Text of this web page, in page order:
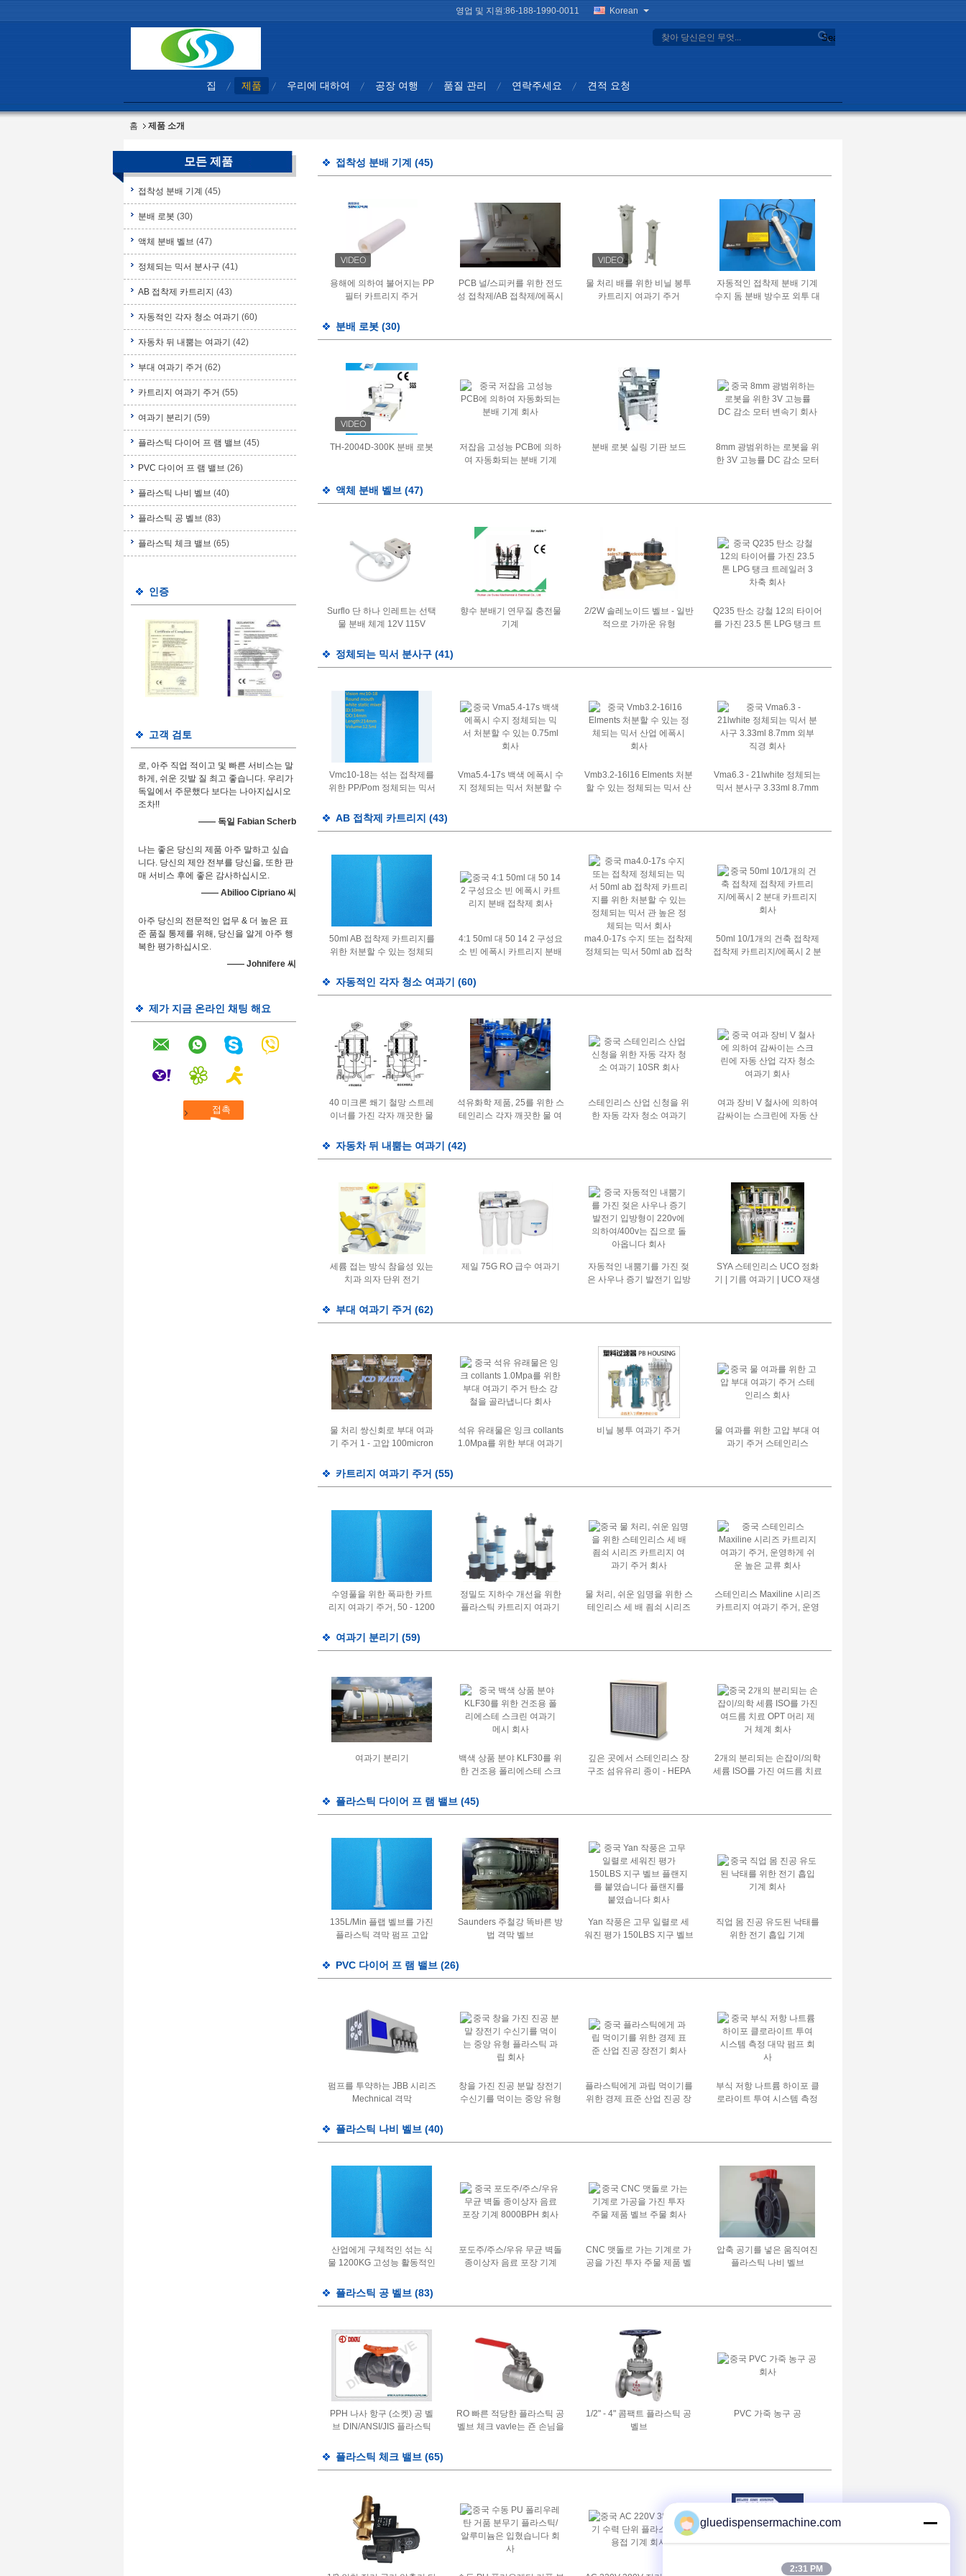
영업 및 지원:86-188-1990-0011 Korean
Search
집 제품 우리에 대하여 공장 여행 품질 관리 연락주세요 견적 요청
홈 제품 소개
모든 제품
접착성 분배 기계 (45)
분배 로봇 (30)
액체 분배 벨브 (47)
정체되는 믹서 분사구 (41)
AB 접착제 카트리지 (43)
자동적인 각자 청소 여과기 (60)
자동차 뒤 내뿜는 여과기 (42)
부대 여과기 주거 (62)
카트리지 여과기 주거 (55)
여과기 분리기 (59)
플라스틱 다이어 프 램 밸브 (45)
PVC 다이어 프 램 밸브 (26)
플라스틱 나비 벨브 (40)
플라스틱 공 벨브 (83)
플라스틱 체크 밸브 (65)
인증
고객 검토
로, 아주 직업 적이고 및 빠른 서비스는 말
하게, 쉬운 깃발 질 최고 좋습니다. 우리가
독일에서 주문했다 보다는 나아지십시오
조차!!
—— 독일 Fabian Scherb
나는 좋은 당신의 제품 아주 말하고 싶습
니다. 당신의 제안 전부를 당신을, 또한 판
매 서비스 후에 좋은 감사하십시오.
—— Abilioo Cipriano 씨
아주 당신의 전문적인 업무 & 더 높은 표
준 품질 통제를 위해, 당신을 알게 아주 행
복한 평가하십시오.
—— Johnifere 씨
제가 지금 온라인 채팅 해요
접착성 분배 기계 (45)
용해에 의하여 불어지는 PP
필터 카트리지 주거
PCB 널/스피커를 위한 전도
성 접착제/AB 접착제/에폭시
물 처리 배를 위한 비닐 봉투
카트리지 여과기 주거
자동적인 접착제 분배 기계
수지 돔 분배 방수포 외투 대
분배 로봇 (30)
TH-2004D-300K 분배 로봇
저잡음 고성능 PCB에 의하
여 자동화되는 분배 기계
분배 로봇 실링 기판 보드
8mm 광범위하는 로봇을 위
한 3V 고능률 DC 감소 모터
액체 분배 벨브 (47)
Surflo 단 하나 인레트는 선택
물 분배 체계 12V 115V
향수 분배기 연무질 충전물
기계
2/2W 솔레노이드 벨브 - 일반
적으로 가까운 유형
Q235 탄소 강철 12의 타이어
를 가진 23.5 톤 LPG 탱크 트
정체되는 믹서 분사구 (41)
Vmc10-18는 섞는 접착제를
위한 PP/Pom 정체되는 믹서
Vma5.4-17s 백색 에폭시 수
지 정체되는 믹서 처분할 수
Vmb3.2-16l16 Elments 처분
할 수 있는 정체되는 믹서 산
Vma6.3 - 21lwhite 정체되는
믹서 분사구 3.33ml 8.7mm
AB 접착제 카트리지 (43)
50ml AB 접착제 카트리지를
위한 처분할 수 있는 정체되
17s 믹서
4:1 50ml 대 50 14 2 구성요
소 빈 에폭시 카트리지 분배
ma4.0-17s 수지 또는 접착제
정체되는 믹서 50ml ab 접착
50ml 10/1개의 건축 접착제
접착제 카트리지/에폭시 2 분
자동적인 각자 청소 여과기 (60)
40 미크론 쐐기 철망 스트레
이너를 가진 각자 깨끗한 물
석유화학 제품, 25를 위한 스
테인리스 각자 깨끗한 물 여
스테인리스 산업 신청을 위
한 자동 각자 청소 여과기
여과 장비 V 철사에 의하여
감싸이는 스크린에 자동 산
자동차 뒤 내뿜는 여과기 (42)
세륨 접는 방식 참을성 있는
치과 의자 단위 전기
제일 75G RO 급수 여과기
자동적인 내뿜기를 가진 젖
은 사우나 증기 발전기 입방
SYA 스테인리스 UCO 정화
기 | 기름 여과기 | UCO 재생
부대 여과기 주거 (62)
물 처리 쌍신회로 부대 여과
기 주거 1 - 고압 100micron
석유 유래물은 잉크 collants
1.0Mpa를 위한 부대 여과기
비닐 봉투 여과기 주거
물 여과를 위한 고압 부대 여
과기 주거 스테인리스
카트리지 여과기 주거 (55)
수영풀을 위한 폭파한 카트
리지 여과기 주거, 50 - 1200
오
정밀도 지하수 개선을 위한
플라스틱 카트리지 여과기
물 처리, 쉬운 임명을 위한 스
테인리스 세 배 죔쇠 시리즈
스테인리스 Maxiline 시리즈
카트리지 여과기 주거, 운영
여과기 분리기 (59)
여과기 분리기
백색 상품 분야 KLF30를 위
한 건조용 폴리에스테 스크
깊은 곳에서 스테인리스 장
구조 섬유유리 종이 - HEPA
2개의 분리되는 손잡이/의학
세륨 ISO를 가진 여드름 치료
플라스틱 다이어 프 램 밸브 (45)
135L/Min 플랩 벨브를 가진
플라스틱 격막 펌프 고압
Saunders 주철강 똑바른 방
법 격막 벨브
Yan 작풍은 고무 일렬로 세
워진 평가 150LBS 지구 벨브
직업 몸 진공 유도된 낙태를
위한 전기 흡입 기계
PVC 다이어 프 램 밸브 (26)
펌프를 투약하는 JBB 시리즈
Mechnical 격막
창을 가진 진공 분말 장전기
수신기를 먹이는 중앙 유형
플라스틱에게 과립 먹이기를
위한 경제 표준 산업 진공 장
부식 저항 나트륨 하이포 클
로라이트 투여 시스템 측정
플라스틱 나비 벨브 (40)
산업에게 구체적인 섞는 식
물 1200KG 고성능 활동적인
포도주/주스/우유 무균 벽돌
종이상자 음료 포장 기계
CNC 맷돌로 가는 기계로 가
공을 가진 투자 주물 제품 벨
압축 공기를 넣은 움직여진
플라스틱 나비 벨브
플라스틱 공 벨브 (83)
PPH 나사 항구 (소켓) 공 벨
브 DIN/ANSI/JIS 플라스틱
RO 빠른 적당한 플라스틱 공
벨브 체크 vavle는 죤 손님을
1/2" - 4" 콤팩트 플라스틱 공
벨브
PVC 가죽 농구 공
플라스틱 체크 밸브 (65)
gluedispensermachine.com
2:31 PM